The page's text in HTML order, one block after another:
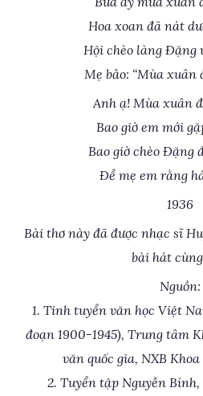
Hoa xoan đã nát
Hội chèo làng Ðặng
Mẹ bảo: “Mùa xuân
Anh ạ! Mùa xuân
Bao giờ em mới
Bao giờ chèo Ðặng
Ðể mẹ em rằng
1936
Bài thơ này đã được nhạc sĩ
bài hát
Nguồn:
1. Tinh tuyển văn học Việt
đoạn 1900-1945), Trung tâm
văn quốc gia, NXB
2. Tuyển tập Nguyễn Bính,